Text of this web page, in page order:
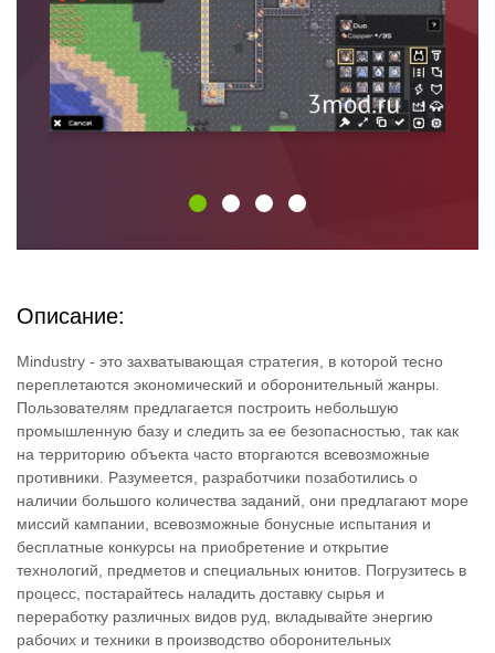
Описание:
Mindustry - это захватывающая стратегия, в которой тесно
переплетаются экономический и оборонительный жанры.
Пользователям предлагается построить небольшую
промышленную базу и следить за ее безопасностью, так как
на территорию объекта часто вторгаются всевозможные
противники. Разумеется, разработчики позаботились о
наличии большого количества заданий, они предлагают море
миссий кампании, всевозможные бонусные испытания и
бесплатные конкурсы на приобретение и открытие
технологий, предметов и специальных юнитов. Погрузитесь в
процесс, постарайтесь наладить доставку сырья и
переработку различных видов руд, вкладывайте энергию
рабочих и техники в производство оборонительных